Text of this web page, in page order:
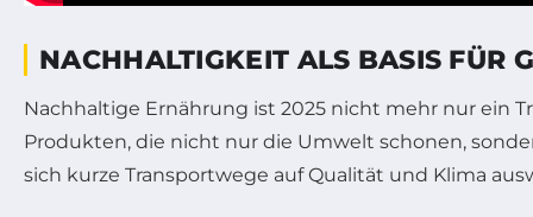
NACHHALTIGKEIT ALS BASIS FÜR
Nachhaltige Ernährung ist 2025 nicht mehr nur ein
Produkten, die nicht nur die Umwelt schonen,
sich kurze Transportwege auf Qualität und Klima